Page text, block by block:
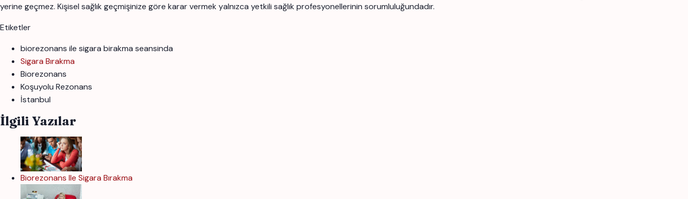
yerine geçmez. Kişisel sağlık geçmişinize göre karar vermek yalnızca yetkili sağlık profesyonellerinin sorumluluğundadır.
Etiketler
biorezonans ile sigara birakma seansinda
Sigara Bırakma
Biorezonans
Koşuyolu Rezonans
İstanbul
İlgili Yazılar
Biorezonans Ile Sigara Bırakma